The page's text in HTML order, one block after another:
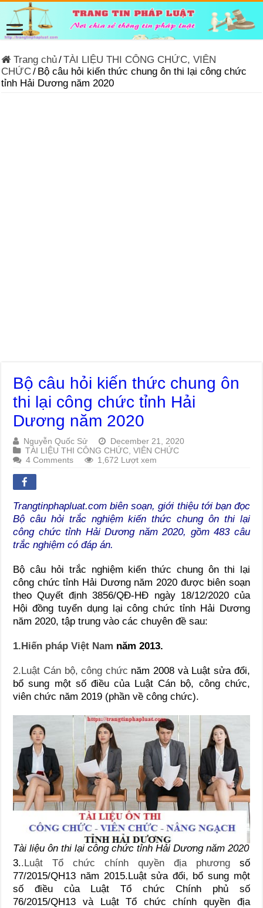
Trang chủ/TÀI LIỆU THI CÔNG CHỨC, VIÊN
CHỨC/ Bộ câu hỏi kiến thức chung ôn thi lại công chức
tỉnh Hải Dương năm 2020
Bộ câu hỏi kiến thức chung ôn
thi lại công chức tỉnh Hải
Dương năm 2020
Nguyễn Quốc Sử
December 21, 2020
TÀI LIỆU THI CÔNG CHỨC, VIÊN CHỨC
4 Comments
1,672 Lượt xem
Trangtinphapluat.com biên soạn, giới thiệu tới bạn đọc
Bộ câu hỏi trắc nghiệm kiến thức chung ôn thi lại
công chức tỉnh Hải Dương năm 2020, gồm 483 câu
trắc nghiệm có đáp án.
Bộ câu hỏi trắc nghiệm kiến thức chung ôn thi lại
công chức tỉnh Hải Dương năm 2020 được biên soạn
theo Quyết định 3856/QĐ-HĐ ngày 18/12/2020 của
Hội đồng tuyển dụng lại công chức tỉnh Hải Dương
năm 2020, tập trung vào các chuyên đề sau:
1.Hiến pháp Việt Nam năm 2013.
2.Luật Cán bộ, công chức năm 2008 và Luật sửa đổi,
bổ sung một số điều của Luật Cán bộ, công chức,
viên chức năm 2019 (phần về công chức).
Tài liệu ôn thi lại công chức tỉnh Hải Dương năm 2020
3..Luật Tổ chức chính quyền địa phươngsố
77/2015/QH13 năm 2015.Luật sửa đổi, bổ sung một
số điều của Luật Tổ chức Chính phủ số
76/2015/QH13 và Luật Tổ chức chính quyền địa